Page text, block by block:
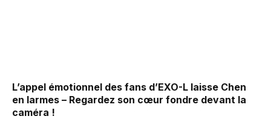
L’appel émotionnel des fans d’EXO-L laisse Chen
en larmes – Regardez son cœur fondre devant la
caméra !